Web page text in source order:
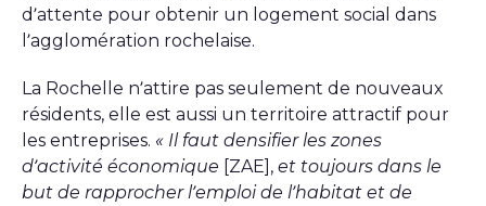
d’attente pour obtenir un logement social dans
l’agglomération rochelaise.
La Rochelle n’attire pas seulement de nouveaux
résidents, elle est aussi un territoire attractif pour
les entreprises. « Il faut densifier les zones
d’activité économique [ZAE], et toujours dans le
but de rapprocher l’emploi de l’habitat et de